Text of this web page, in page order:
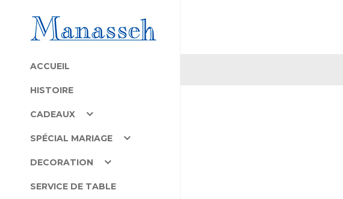
ACCUEIL
HISTOIRE
CADEAUX
SPÉCIAL MARIAGE
DECORATION
SERVICE DE TABLE